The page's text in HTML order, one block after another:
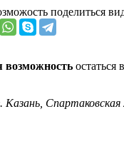
поделиться
возможность остаться
Казань,